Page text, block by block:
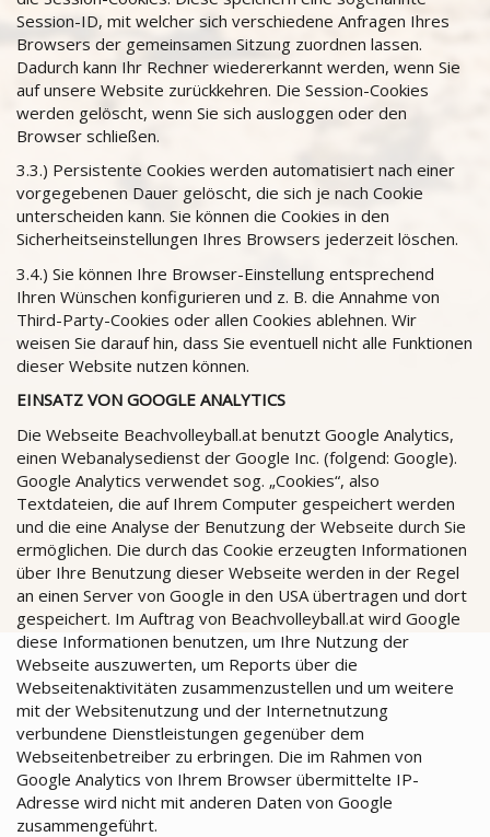
Session-ID, mit welcher sich verschiedene Anfragen Ihres
Browsers der gemeinsamen Sitzung zuordnen lassen.
Dadurch kann Ihr Rechner wiedererkannt werden, wenn Sie
auf unsere Website zurückkehren. Die Session-Cookies
werden gelöscht, wenn Sie sich ausloggen oder den
Browser schließen.
3.3.) Persistente Cookies werden automatisiert nach einer
vorgegebenen Dauer gelöscht, die sich je nach Cookie
unterscheiden kann. Sie können die Cookies in den
Sicherheitseinstellungen Ihres Browsers jederzeit löschen.
3.4.) Sie können Ihre Browser-Einstellung entsprechend
Ihren Wünschen konfigurieren und z. B. die Annahme von
Third-Party-Cookies oder allen Cookies ablehnen. Wir
weisen Sie darauf hin, dass Sie eventuell nicht alle Funktionen
dieser Website nutzen können.
EINSATZ VON GOOGLE ANALYTICS
Die Webseite Beachvolleyball.at benutzt Google Analytics,
einen Webanalysedienst der Google Inc. (folgend: Google).
Google Analytics verwendet sog. „Cookies“, also
Textdateien, die auf Ihrem Computer gespeichert werden
und die eine Analyse der Benutzung der Webseite durch Sie
ermöglichen. Die durch das Cookie erzeugten Informationen
über Ihre Benutzung dieser Webseite werden in der Regel
an einen Server von Google in den USA übertragen und dort
gespeichert. Im Auftrag von Beachvolleyball.at wird Google
diese Informationen benutzen, um Ihre Nutzung der
Webseite auszuwerten, um Reports über die
Webseitenaktivitäten zusammenzustellen und um weitere
mit der Websitenutzung und der Internetnutzung
verbundene Dienstleistungen gegenüber dem
Webseitenbetreiber zu erbringen. Die im Rahmen von
Google Analytics von Ihrem Browser übermittelte IP-
Adresse wird nicht mit anderen Daten von Google
zusammengeführt.